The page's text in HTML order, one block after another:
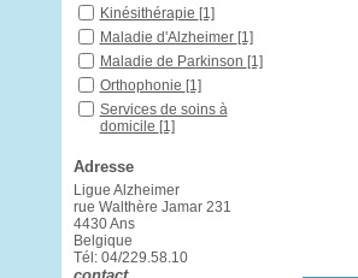
Kinésithérapie [1]
Maladie d'Alzheimer [1]
Maladie de Parkinson [1]
Orthophonie [1]
Services de soins à
domicile [1]
[1]
Localisation
Liège[3]
Section
Articles/dossiers
Adresse
Ligue Alzheimer
rue Walthère Jamar 231
4430 Ans
Belgique
Tél: 04/229.58.10